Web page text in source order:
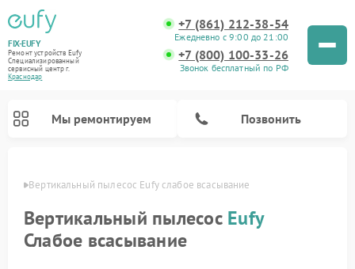
FIX-EUFY
Ремонт устройств Eufy
Специализированный
cервисный центр г.
Краснодар
+7 (861) 212-38-54
Ежедневно с 9:00 до 21:00
+7 (800) 100-33-26
Звонок бесплатный по РФ
Мы ремонтируем Позвонить
Вертикальный пылесос Eufy слабое всасывание
Вертикальный пылесос Eufy
Слабое всасывание